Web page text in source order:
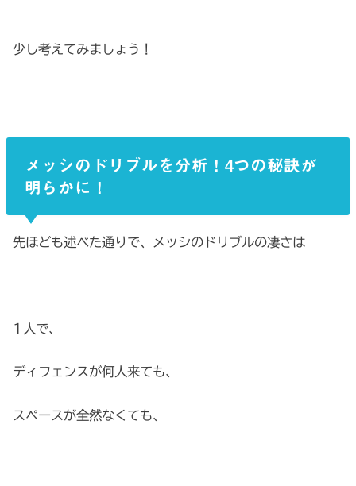
少し考えてみましょう！
メッシのドリブルを分析！4つの秘訣が
明らかに！
先ほども述べた通りで、メッシのドリブルの凄さは
1人で、
ディフェンスが何人来ても、
スペースが全然なくても、